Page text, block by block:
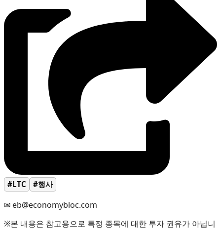
#LTC #행사
✉ eb@economybloc.com
※본 내용은 참고용으로 특정 종목에 대한 투자 권유가 아닙니